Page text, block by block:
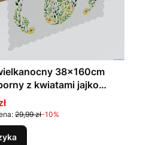
38x160cm
z kwiatami jajko
29,99 zł-10%